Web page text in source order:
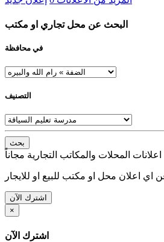
البحث عن محل تجاري او مكتب
في محافظة
التصنيف
بحث
اعلان محل او مكتب للبيع او للايجار
اشترك الآن
×
اشترك الآن